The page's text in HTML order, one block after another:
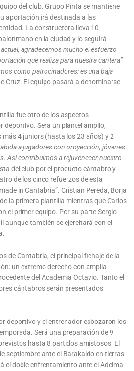
del club. Grupo Pinta se mantiene
aportación irá destinada a las
La constructora lleva 10
en la ciudad y lo seguirá
agradecemos mucho el esfuerzo
que realiza para nuestra cantera”
como patrocinadores; es una baja
Cruz. El equipo pasará a denominarse
fue otro de los aspectos
deportivo. Sera un plantel amplio,
4 juniors (hasta los 23 años) y 2
a jugadores con proyección, jóvenes
Así contribuimos a rejuvenecer nuestro
del club por el producto cántabro y
de los cinco refuerzos de esta
in Cantabria”. Cristian Pereda, Borja
la primera plantilla mientras que Carlos
el primer equipo. Por su parte Sergio
aunque también se ejercitará con el
de Cantabria, el principal fichaje de la
un extremo derecho con amplia
del Academia Octavio. Tanto el
cántabros serán presentados
deportivo y el entrenador esbozaron los
Será una preparación de 9
hasta 8 partidos amistosos. El
septiembre ante el Barakaldo en tierras
el doble enfrentamiento ante el Adelma